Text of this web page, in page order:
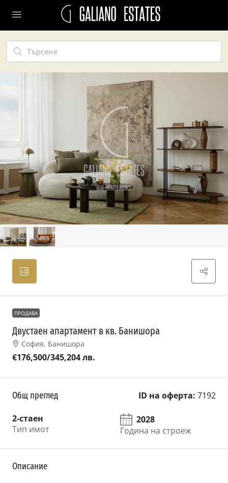
ПРОДАВА
Двустаен апартамент в кв. Банишора
София, Банишора
€176,500/345,204 лв.
Общ преглед ID на оферта: 7192
2-стаен
Тип имот
2028
Година на строеж
Описание